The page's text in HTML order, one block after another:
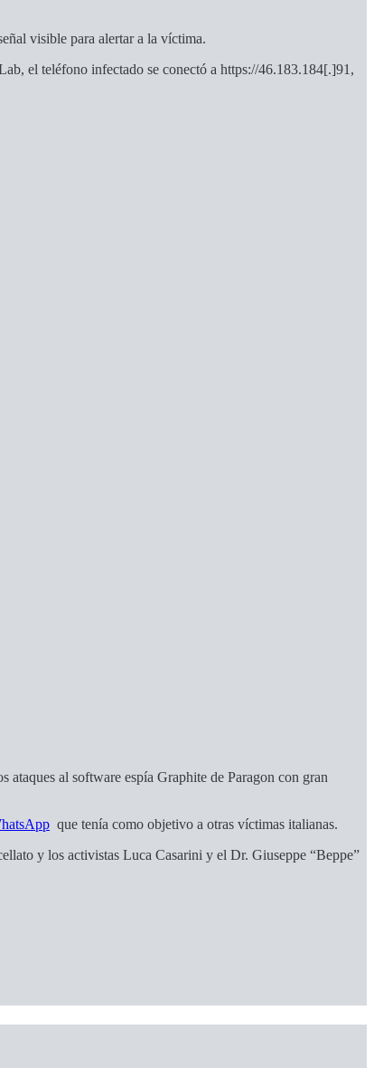
visible para alertar a la víctima.
el teléfono infectado se conectó a https://46.183.184[.]91,
al software espía Graphite de Paragon con gran
que tenía como objetivo a otras víctimas italianas.
y los activistas Luca Casarini y el Dr. Giuseppe “Beppe”